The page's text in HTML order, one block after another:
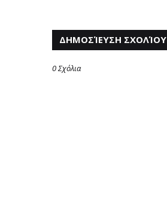
ΔΗΜΟΣΊΕΥΣΗ ΣΧΟΛΊΟΥ
0 Σχόλια